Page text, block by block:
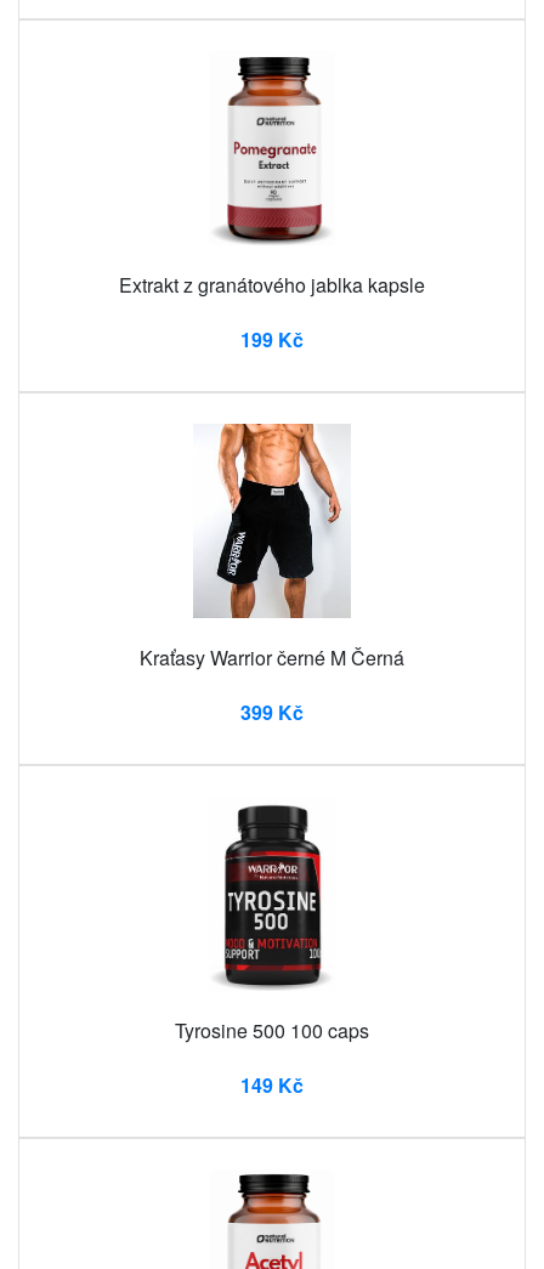
Extrakt z granátového jablka kapsle
199 Kč
Kraťasy Warrior černé M Černá
399 Kč
Tyrosine 500 100 caps
149 Kč